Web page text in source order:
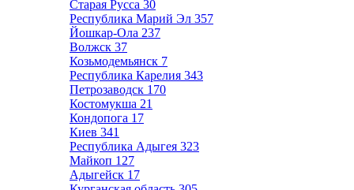
Старая Русса 30
Республика Марий Эл 357
Йошкар-Ола 237
Волжск 37
Козьмодемьянск 7
Республика Карелия 343
Петрозаводск 170
Костомукша 21
Кондопога 17
Киев 341
Республика Адыгея 323
Майкоп 127
Адыгейск 17